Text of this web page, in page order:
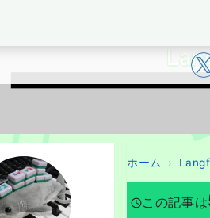
Blog tubone
ホーム
この記事は